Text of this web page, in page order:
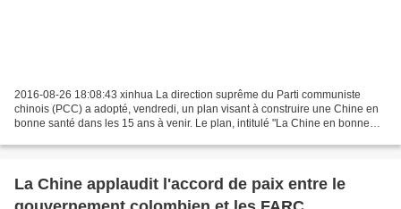
2016-08-26 18:08:43 xinhua La direction suprême du Parti communiste
chinois (PCC) a adopté, vendredi, un plan visant à construire une Chine en
bonne santé dans les 15 ans à venir. Le plan, intitulé "La Chine en bonne
La Chine applaudit l'accord de paix entre le